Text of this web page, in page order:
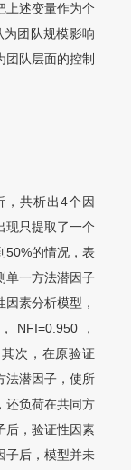
上述变量作为个
团队规模影响
团队层面的控制
，共析出4个因
现只提取了一个
50%的情况，表
单一方法潜因子
素分析模型，
，
次，在原验证
法潜因子，使所
还负荷在共同方
后，验证性因素
子后，模型并未